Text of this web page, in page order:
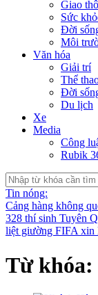
Giao
Sức
Đời
Môi
Văn hóa
Giải trí
Thể
Đời
Du lịch
Xe
Media
Công
Rubik
Tin nóng:
Cảng hàng không
328 thí sinh Tuyên
liệt giường FIFA xin
Từ khóa: